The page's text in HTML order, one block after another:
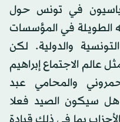
في تونس حول
الطويلة في المؤسسات
التونسية والدولية. لكن
عالم الاجتماع إبراهيم
والمحامي عبد
هل سيكون الصيد فعلا